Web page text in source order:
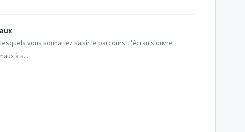
vous souhaitez saisir le parcours. L'écran s'ouvre
à s...